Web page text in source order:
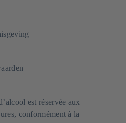
est réservée aux
conformément à la